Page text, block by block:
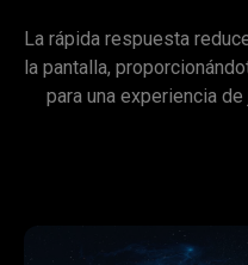
La rápida respuesta
la pantalla,